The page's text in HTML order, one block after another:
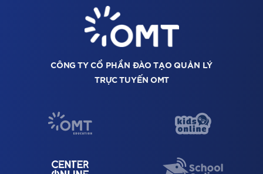
CÔNG TY CỔ PHẦN ĐÀO TẠO QUẢN LÝ
TRỰC TUYẾN OMT